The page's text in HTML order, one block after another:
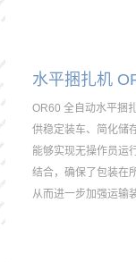
水平捆扎机
OR60 全自动水平捆
供稳定装车、简化储
能够实现无操作员运
结合，确保了包装在
从而进一步加强运输